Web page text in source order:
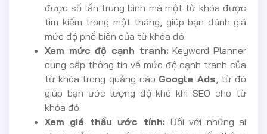
được số lần trung bình mà một từ khóa được
tìm kiếm trong một tháng, giúp bạn đánh giá
mức độ phổ biến của từ khóa đó.
Xem mức độ cạnh tranh: Keyword Planner
cung cấp thông tin về mức độ cạnh tranh của
từ khóa trong quảng cáo Google Ads, từ đó
giúp bạn ước lượng độ khó khi SEO cho từ
khóa đó.
Xem giá thầu ước tính: Đối với những ai